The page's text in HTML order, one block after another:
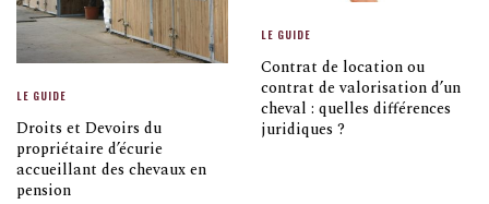
LE GUIDE
Droits et Devoirs du
propriétaire d’écurie
accueillant des chevaux en
pension
LE GUIDE
Contrat de location ou
contrat de valorisation d’un
cheval : quelles différences
juridiques ?